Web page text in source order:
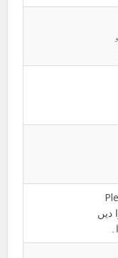
دیں